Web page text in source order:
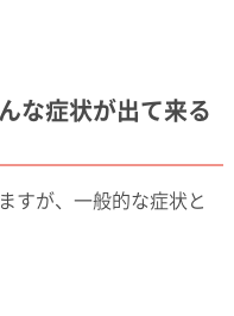
な症状が出て来る
すが、一般的な症状と